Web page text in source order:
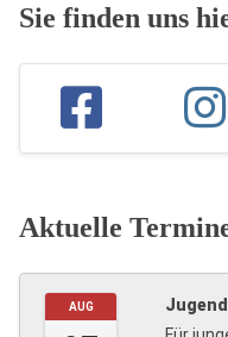
Sie finden uns
Aktuelle
AUG